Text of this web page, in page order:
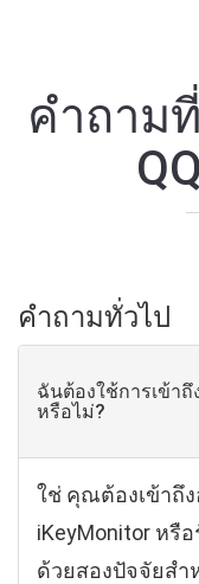
คําถาม
คําถามทั่วไป
ฉันต้องใช้การเข้า
หรือไม่?
ใช่ คุณต้องเข้าถึ
iKeyMonitor หรื
ด้วยสองปัจจัยสํา